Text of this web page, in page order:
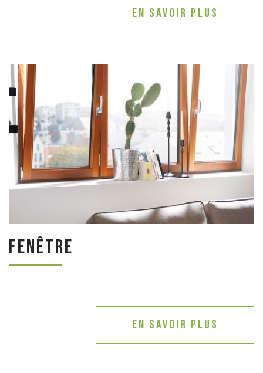
En savoir plus
Fenêtre
En savoir plus